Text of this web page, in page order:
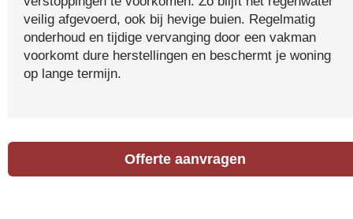
veilig afgevoerd, ook bij hevige buien. Regelmatig
onderhoud en tijdige vervanging door een vakman
voorkomt dure herstellingen en beschermt je woning
op lange termijn.
Offerte aanvragen